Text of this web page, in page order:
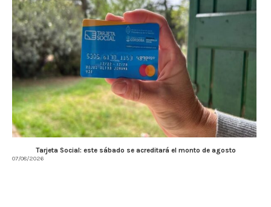
Tarjeta Social: este sábado se acreditará el monto de agosto
07/08/2026